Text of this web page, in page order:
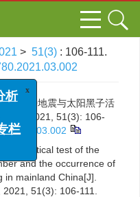
> 51(3) : 106-111.
M
≥7.0地震与太阳黑子活
进展, 2021, 51(3): 106-
Statistical test of the
and the occurrence of
mainland China[J].
, 2021, 51(3): 106-111.
栏